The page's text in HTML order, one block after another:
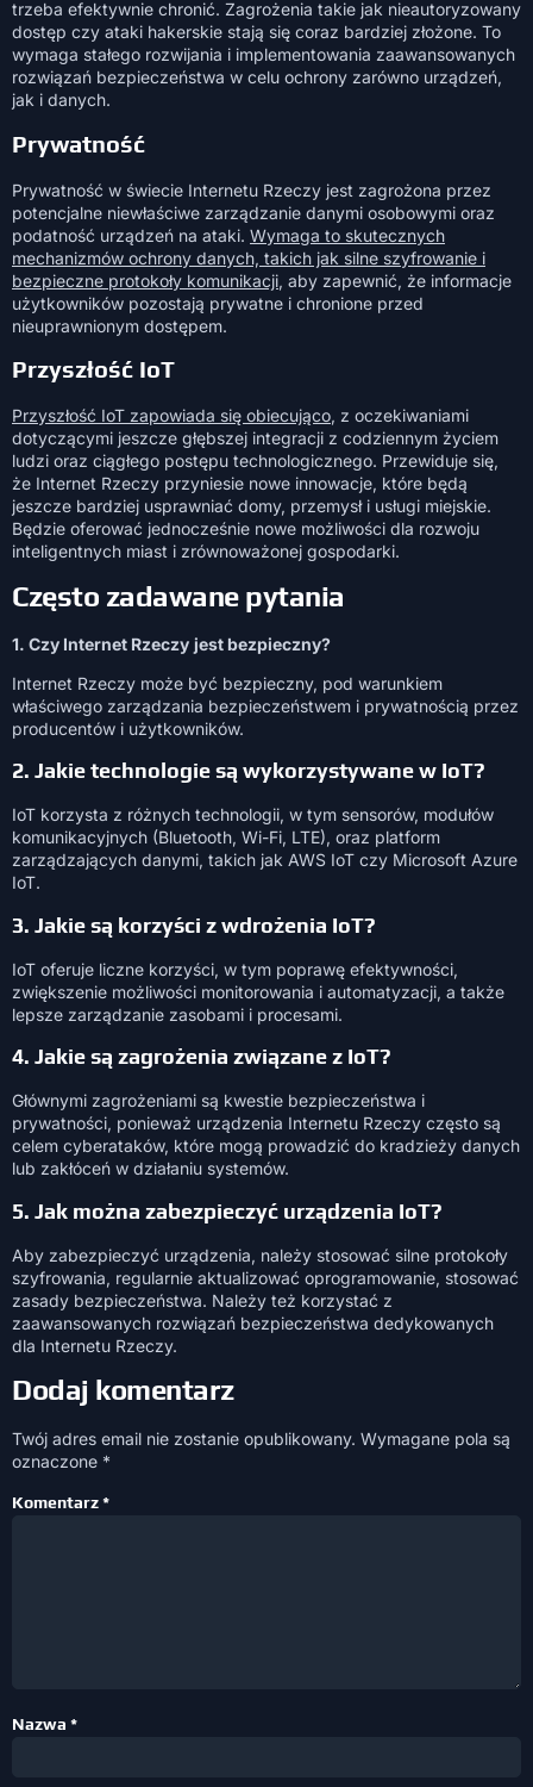
trzeba efektywnie chronić. Zagrożenia takie jak nieautoryzowany
dostęp czy ataki hakerskie stają się coraz bardziej złożone. To
wymaga stałego rozwijania i implementowania zaawansowanych
rozwiązań bezpieczeństwa w celu ochrony zarówno urządzeń,
jak i danych.
Prywatność
Prywatność w świecie Internetu Rzeczy jest zagrożona przez
potencjalne niewłaściwe zarządzanie danymi osobowymi oraz
podatność urządzeń na ataki. Wymaga to skutecznych
mechanizmów ochrony danych, takich jak silne szyfrowanie i
bezpieczne protokoły komunikacji, aby zapewnić, że informacje
użytkowników pozostają prywatne i chronione przed
nieuprawnionym dostępem.
Przyszłość IoT
Przyszłość IoT zapowiada się obiecująco, z oczekiwaniami
dotyczącymi jeszcze głębszej integracji z codziennym życiem
ludzi oraz ciągłego postępu technologicznego. Przewiduje się,
że Internet Rzeczy przyniesie nowe innowacje, które będą
jeszcze bardziej usprawniać domy, przemysł i usługi miejskie.
Będzie oferować jednocześnie nowe możliwości dla rozwoju
inteligentnych miast i zrównoważonej gospodarki.
Często zadawane pytania
1. Czy Internet Rzeczy jest bezpieczny?
Internet Rzeczy może być bezpieczny, pod warunkiem
właściwego zarządzania bezpieczeństwem i prywatnością przez
producentów i użytkowników.
2. Jakie technologie są wykorzystywane w IoT?
IoT korzysta z różnych technologii, w tym sensorów, modułów
komunikacyjnych (Bluetooth, Wi-Fi, LTE), oraz platform
zarządzających danymi, takich jak AWS IoT czy Microsoft Azure
IoT.
3. Jakie są korzyści z wdrożenia IoT?
IoT oferuje liczne korzyści, w tym poprawę efektywności,
zwiększenie możliwości monitorowania i automatyzacji, a także
lepsze zarządzanie zasobami i procesami.
4. Jakie są zagrożenia związane z IoT?
Głównymi zagrożeniami są kwestie bezpieczeństwa i
prywatności, ponieważ urządzenia Internetu Rzeczy często są
celem cyberataków, które mogą prowadzić do kradzieży danych
lub zakłóceń w działaniu systemów.
5. Jak można zabezpieczyć urządzenia IoT?
Aby zabezpieczyć urządzenia, należy stosować silne protokoły
szyfrowania, regularnie aktualizować oprogramowanie, stosować
zasady bezpieczeństwa. Należy też korzystać z
zaawansowanych rozwiązań bezpieczeństwa dedykowanych
dla Internetu Rzeczy.
Dodaj komentarz
Twój adres email nie zostanie opublikowany. Wymagane pola są
oznaczone *
Komentarz*
Nazwa *